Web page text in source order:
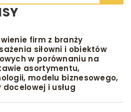
firm z branży
siłowni i obiektów
w porównaniu na
asortymentu,
modelu biznesowego,
docelowej i usług